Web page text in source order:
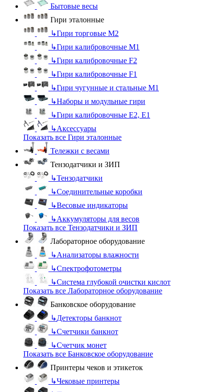
Бытовые весы
Гири эталонные
↳Гири торговые М2
↳Гири калибровочные М1
↳Гири калибровочные F2
↳Гири калибровочные F1
↳Гири чугунные и стальные М1
↳Наборы и модульные гири
↳Гири калибровочные E2, Е1
↳Аксессуары
Показать все Гири эталонные
Тележки с весами
Тензодатчики и ЗИП
↳Тензодатчики
↳Соединительные коробки
↳Весовые индикаторы
↳Аккумуляторы для весов
Показать все Тензодатчики и ЗИП
Лабораторное оборудование
↳Анализаторы влажности
↳Спектрофотометры
↳Система глубокой очистки кислот
Показать все Лабораторное оборудование
Банковское оборудование
↳Детекторы банкнот
↳Счетчики банкнот
↳Счетчик монет
Показать все Банковское оборудование
Принтеры чеков и этикеток
↳Чековые принтеры